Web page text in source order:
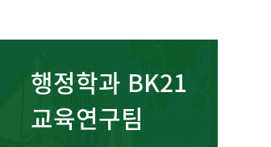
행정학과 BK21
교육연구팀